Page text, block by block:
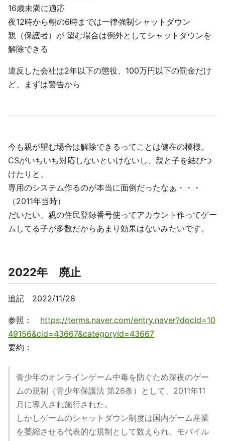
16歳未満に適応
夜12時から朝の6時までは一律強制シャットダウン
親（保護者）が 望む場合は例外としてシャットダウンを
解除できる
違反した会社は2年以下の懲役、100万円以下の罰金だけ
ど、まずは警告から
今も親が望む場合は解除できるってことは健在の模様。
CSがいちいち対応しないといけないし、親と子を結びつ
けたりと、
専用のシステム作るのが本当に面倒だったなぁ・・・
（2011年当時）
だいたい、親の住民登録番号使ってアカウント作ってゲー
ムしてる子が多数だからあまり効果はないみたいです。
2022年 廃止
追記 2022/11/28
参照： https://terms.naver.com/entry.naver?docId=10
49156&cid=43667&categoryId=43667
要約：
青少年のオンラインゲーム中毒を防ぐため深夜のゲー
ムの規制（青少年保護法 第26条）として、2011年11
月に導入され施行された。
しかしゲームのシャットダウン制度は国内ゲーム産業
を萎縮させる代表的な規制として数えられ、モバイル